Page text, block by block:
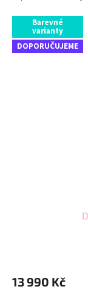
Barevné
varianty
DOPORUČUJEME
13 990 Kč